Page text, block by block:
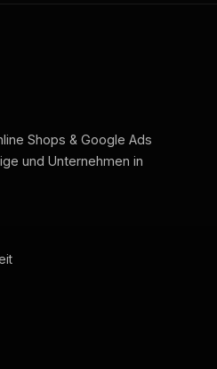
Shops & Google Ads
und Unternehmen in